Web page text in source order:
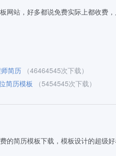
网站，好多都说免费实际上都收费
简历
（46464545次下载）
简历模板
（5454545次下载）
的简历模板下载，模板设计的超级